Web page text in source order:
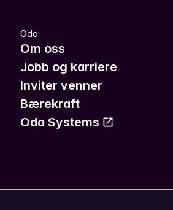
Oda
Om oss
Jobb og karriere
Inviter venner
Bærekraft
Oda Systems